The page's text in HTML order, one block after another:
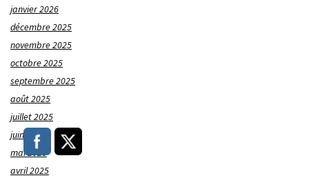
janvier 2026
décembre 2025
novembre 2025
octobre 2025
septembre 2025
août 2025
juillet 2025
juin 2025
mai 2025
avril 2025